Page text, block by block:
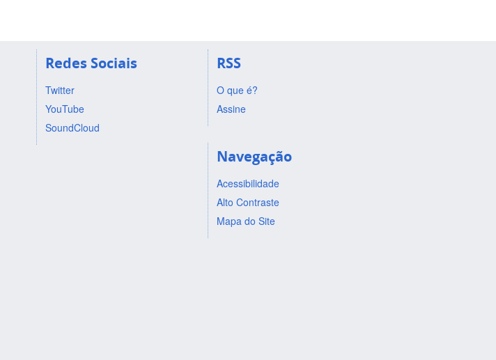
Redes Sociais
Twitter
YouTube
SoundCloud
RSS
O que é?
Assine
Navegação
Acessibilidade
Alto Contraste
Mapa do Site